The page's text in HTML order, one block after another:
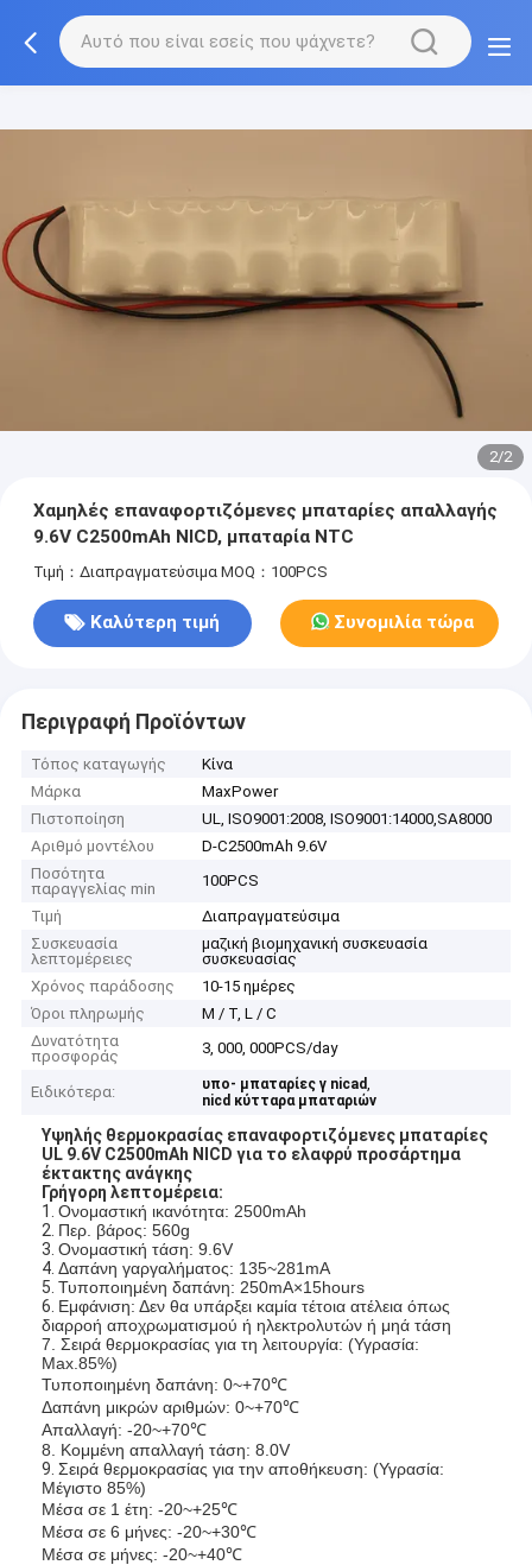
2/2
Χαμηλές επαναφορτιζόμενες μπαταρίες απαλλαγής
9.6V C2500mAh NICD, μπαταρία NTC
Τιμή：Διαπραγματεύσιμα MOQ：100PCS
Καλύτερη τιμή Συνομιλία τώρα
Περιγραφή Προϊόντων
Τόπος καταγωγής
Κίνα
Μάρκα
MaxPower
Πιστοποίηση
UL, ISO9001:2008, ISO9001:14000,SA8000
Αριθμό μοντέλου
D-C2500mAh 9.6V
Ποσότητα
παραγγελίας min
100PCS
Τιμή
Διαπραγματεύσιμα
Συσκευασία
λεπτομέρειες
μαζική βιομηχανική συσκευασία
συσκευασίας
Χρόνος παράδοσης
10-15 ημέρες
Όροι πληρωμής
Μ / Τ, L / C
Δυνατότητα
προσφοράς
3, 000, 000PCS/day
Ειδικότερα: υπο- μπαταρίες γ nicad,
nicd κύτταρα μπαταριών
Υψηλής θερμοκρασίας επαναφορτιζόμενες μπαταρίες
UL 9.6V C2500mAh NICD για το ελαφρύ προσάρτημα
έκτακτης ανάγκης
Γρήγορη λεπτομέρεια:
1.Ονομαστική ικανότητα: 2500mAh
2. Περ. βάρος: 560g
3.Ονομαστική τάση: 9.6V
4.Δαπάνη γαργαλήματος: 135~281mA
5.Τυποποιημένη δαπάνη: 250mA×15hours
6. Εμφάνιση:Δεν θα υπάρξει καμία τέτοια ατέλεια όπως
διαρροή αποχρωματισμού ή ηλεκτρολυτών ή μηά τάση
7. Σειρά θερμοκρασίας για τη λειτουργία: (Υγρασία:
Max.85%)
Τυποποιημένη δαπάνη: 0~+70℃
Δαπάνη μικρών αριθμών: 0~+70℃
Απαλλαγή: -20~+70℃
8. Κομμένη απαλλαγή τάση: 8.0V
9.Σειρά θερμοκρασίας για την αποθήκευση: (Υγρασία:
Μέγιστο 85%)
Μέσα σε 1 έτη: -20~+25℃
Μέσα σε 6 μήνες: -20~+30℃
Μέσα σε μήνες: -20~+40℃